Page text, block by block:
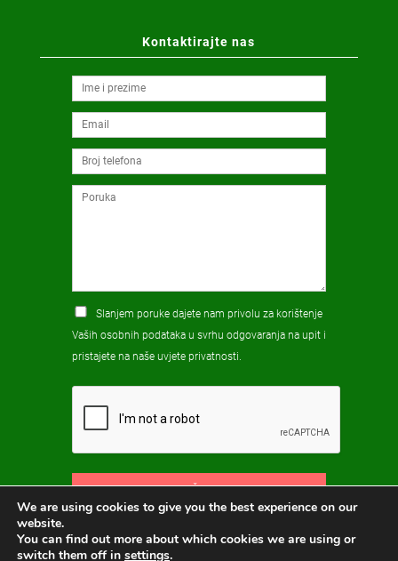
Kontaktirajte nas
Slanjem poruke dajete nam privolu za korištenje
Vaših osobnih podataka u svrhu odgovaranja na upit i
pristajete na naše uvjete privatnosti
POŠALJI
We are using cookies to give you the best experience on our
website.
You can find out more about which cookies we are using or
switch them off in settings.